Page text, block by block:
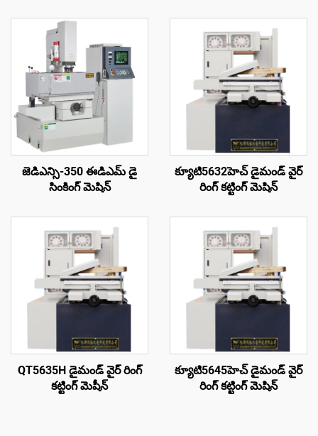
జెడిఎన్సి-350 ఈడిఎమ్ డై
సింకింగ్ మెషిన్
క్యూటి5632హెచ్ డైమండ్ వైర్
రింగ్ కట్టింగ్ మెషిన్
QT5635H డైమండ్ వైర్ రింగ్
కట్టింగ్ మెషీన్
క్యూటి5645హెచ్ డైమండ్ వైర్
రింగ్ కట్టింగ్ మెషిన్